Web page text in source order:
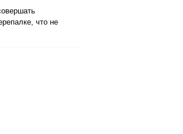
что не